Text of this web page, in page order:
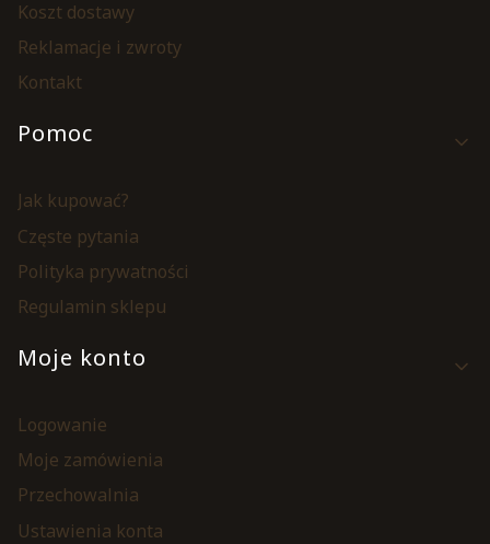
Koszt dostawy
Reklamacje i zwroty
Kontakt
Pomoc
Jak kupować?
Częste pytania
Polityka prywatności
Regulamin sklepu
Moje konto
Logowanie
Moje zamówienia
Przechowalnia
Ustawienia konta